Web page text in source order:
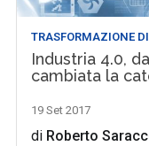
TRASFORMAZIONE
Industria 4.0,
cambiata la
19 Set 2017
di Roberto